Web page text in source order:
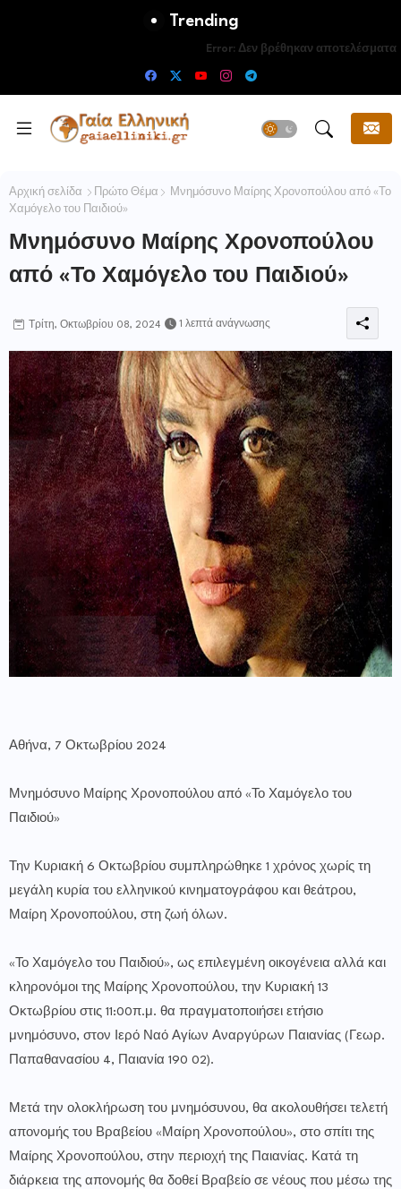
Trending
Error: Δεν βρέθηκαν αποτελέσματα
Αρχική σελίδα Πρώτο Θέμα
Μνημόσυνο Μαίρης Χρονοπούλου από «Το
Χαμόγελο του Παιδιού»
Μνημόσυνο Μαίρης Χρονοπούλου
από «Το Χαμόγελο του Παιδιού»
Τρίτη, Οκτωβρίου 08, 2024 1 λεπτά ανάγνωσης
Αθήνα, 7 Οκτωβρίου 2024
Μνημόσυνο Μαίρης Χρονοπούλου από «Το Χαμόγελο του
Παιδιού»
Την Κυριακή 6 Οκτωβρίου συμπληρώθηκε 1 χρόνος χωρίς τη
μεγάλη κυρία του ελληνικού κινηματογράφου και θεάτρου,
Μαίρη Χρονοπούλου, στη ζωή όλων.
«Το Χαμόγελο του Παιδιού», ως επιλεγμένη οικογένεια αλλά και
κληρονόμοι της Μαίρης Χρονοπούλου, την Κυριακή 13
Οκτωβρίου στις 11:00π.μ. θα πραγματοποιήσει ετήσιο
μνημόσυνο, στον Ιερό Ναό Αγίων Αναργύρων Παιανίας (Γεωρ.
Παπαθανασίου 4, Παιανία 190 02).
Μετά την ολοκλήρωση του μνημόσυνου, θα ακολουθήσει τελετή
απονομής του Βραβείου «Μαίρη Χρονοπούλου», στο σπίτι της
Μαίρης Χρονοπούλου, στην περιοχή της Παιανίας. Κατά τη
διάρκεια της απονομής θα δοθεί Βραβείο σε νέους που μέσω της